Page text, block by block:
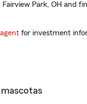
Park, OH and
for investment